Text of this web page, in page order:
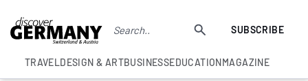
SUBSCRIBE
TRAVELDESIGN & ARTBUSINESSEDUCATIONMAGAZINE